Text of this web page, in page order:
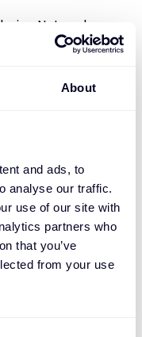
About
and ads, to
analyse our traffic.
use of our site with
partners who
that you’ve
from your use
Networks,
van
van de best
de hoogte van de